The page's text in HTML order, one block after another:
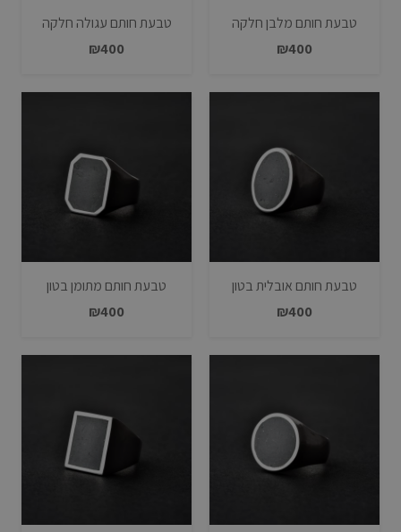
טבעת חותם מלבן חלקה
₪400
טבעת חותם עגולה חלקה
₪400
טבעת חותם אובלית בטון
₪400
טבעת חותם מתומן בטון
₪400